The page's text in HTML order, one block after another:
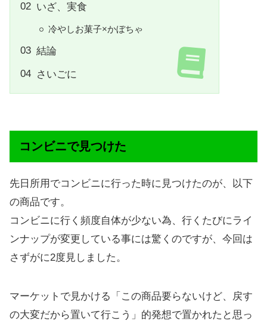
いざ、実食
冷やしお菓子×かぼちゃ
結論
さいごに
コンビニで見つけた
先日所用でコンビニに行った時に見つけたのが、以下
の商品です。
コンビニに行く頻度自体が少ない為、行くたびにライ
ンナップが変更している事には驚くのですが、今回は
さずがに2度見しました。
マーケットで見かける「この商品要らないけど、戻す
の大変だから置いて行こう」的発想で置かれたと思っ